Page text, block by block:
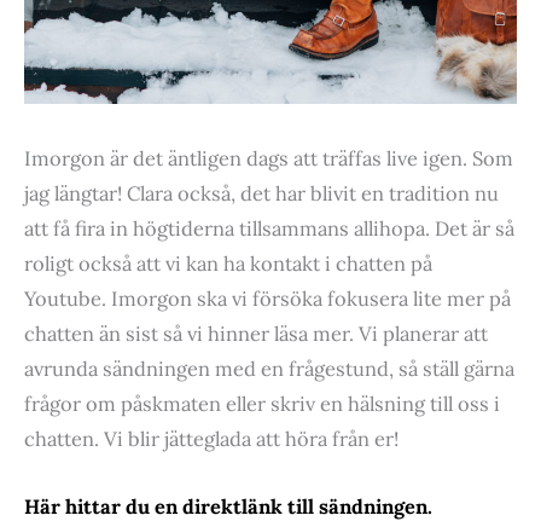
Imorgon är det äntligen dags att träffas live igen. Som
jag längtar! Clara också, det har blivit en tradition nu
att få fira in högtiderna tillsammans allihopa. Det är så
roligt också att vi kan ha kontakt i chatten på
Youtube. Imorgon ska vi försöka fokusera lite mer på
chatten än sist så vi hinner läsa mer. Vi planerar att
avrunda sändningen med en frågestund, så ställ gärna
frågor om påskmaten eller skriv en hälsning till oss i
chatten. Vi blir jätteglada att höra från er!
Här hittar du en direktlänk till sändningen.